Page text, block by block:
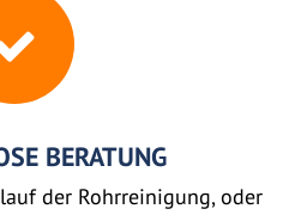
BERATUNG
der Rohrreinigung, oder